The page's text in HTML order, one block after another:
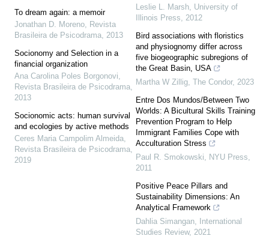
To dream again: a memoir
Jonathan D. Moreno, Revista
Brasileira de Psicodrama, 2013
Socionomy and Selection in a
financial organization
Ana Carolina Poles Borgonovi,
Revista Brasileira de Psicodrama,
2013
Socionomic acts: human survival
and ecologies by active methods
Ceres Maria Campolim Almeida,
Revista Brasileira de Psicodrama,
2019
Leslie L. Marsh, University of
Illinois Press, 2012
Bird associations with floristics
and physiognomy differ across
five biogeographic subregions of
the Great Basin, USA
Martha W Zillig, The Condor, 2023
Entre Dos Mundos/Between Two
Worlds: A Bicultural Skills Training
Prevention Program to Help
Immigrant Families Cope with
Acculturation Stress
Paul R. Smokowski, NYU Press,
2011
Positive Peace Pillars and
Sustainability Dimensions: An
Analytical Framework
Dahlia Simangan,
International
Studies Review, 2021